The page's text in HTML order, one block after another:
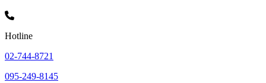
Hotline
02-744-8721
095-249-8145